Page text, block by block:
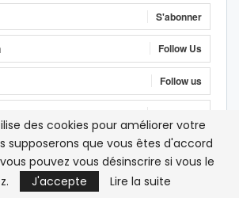
S'abonner
Follow Us
Follow us
J'aime
des cookies pour améliorer votre
supposerons que vous êtes d'accord
pouvez vous désinscrire si vous le
J'accepte Lire la suite